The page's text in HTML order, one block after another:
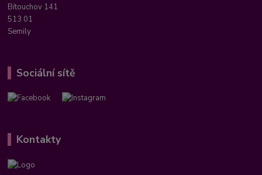
Bítouchov 141
513 01
Semily
Sociální sítě
Kontakty